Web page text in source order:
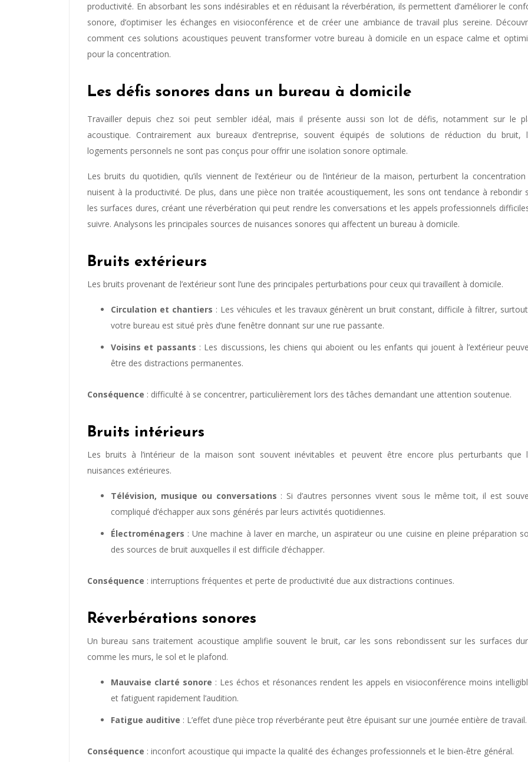
productivité. En absorbant les sons indésirables et en réduisant la réverbération, ils permettent d’améliorer le
sonore, d’optimiser les échanges en visioconférence et de créer une ambiance de travail plus sereine.
comment ces solutions acoustiques peuvent transformer votre bureau à domicile en un espace calme et
pour la concentration.
Les défis sonores dans un bureau à domicile
Travailler depuis chez soi peut sembler idéal, mais il présente aussi son lot de défis, notamment sur le
acoustique. Contrairement aux bureaux d’entreprise, souvent équipés de solutions de réduction du bruit,
logements personnels ne sont pas conçus pour offrir une isolation sonore optimale.
Les bruits du quotidien, qu’ils viennent de l’extérieur ou de l’intérieur de la maison, perturbent la
nuisent à la productivité. De plus, dans une pièce non traitée acoustiquement, les sons ont tendance à rebondir
les surfaces dures, créant une réverbération qui peut rendre les conversations et les appels professionnels
suivre. Analysons les principales sources de nuisances sonores qui affectent un bureau à domicile.
Bruits extérieurs
Les bruits provenant de l’extérieur sont l’une des principales perturbations pour ceux qui travaillent à domicile.
Circulation et chantiers : Les véhicules et les travaux génèrent un bruit constant, difficile à filtrer,
votre bureau est situé près d’une fenêtre donnant sur une rue passante.
Voisins et passants : Les discussions, les chiens qui aboient ou les enfants qui jouent à l’extérieur
être des distractions permanentes.
Conséquence : difficulté à se concentrer, particulièrement lors des tâches demandant une attention soutenue.
Bruits intérieurs
Les bruits à l’intérieur de la maison sont souvent inévitables et peuvent être encore plus perturbants que
nuisances extérieures.
Télévision, musique ou conversations : Si d’autres personnes vivent sous le même toit, il est
compliqué d’échapper aux sons générés par leurs activités quotidiennes.
Électroménagers : Une machine à laver en marche, un aspirateur ou une cuisine en pleine préparation
des sources de bruit auxquelles il est difficile d’échapper.
Conséquence : interruptions fréquentes et perte de productivité due aux distractions continues.
Réverbérations sonores
Un bureau sans traitement acoustique amplifie souvent le bruit, car les sons rebondissent sur les surfaces
comme les murs, le sol et le plafond.
Mauvaise clarté sonore : Les échos et résonances rendent les appels en visioconférence moins
et fatiguent rapidement l’audition.
Fatigue auditive : L’effet d’une pièce trop réverbérante peut être épuisant sur une journée entière de travail.
Conséquence : inconfort acoustique qui impacte la qualité des échanges professionnels et le bien-être général.